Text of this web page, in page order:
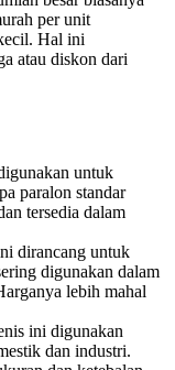
per unit
Hal ini
atau diskon dari
untuk
paralon standar
tersedia dalam
dirancang untuk
digunakan dalam
lebih mahal
ini digunakan
dan industri.